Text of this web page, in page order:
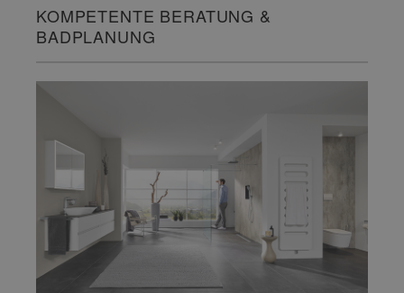
KOMPETENTE BERATUNG &
BADPLANUNG